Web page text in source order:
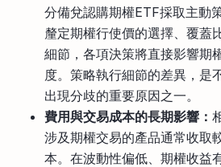
分備兌認購期權ETF採取主動
釐定期權行使價的選擇、覆蓋
細節，各項決策將直接影響期
度。策略執行細節的差異，是
出現分歧的重要原因之一。
費用與交易成本的長期影響：
涉及期權交易的產品通常收取
本。在波動性偏低、期權收益